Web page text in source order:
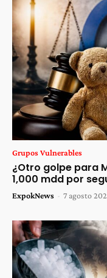
Grupos Vulnerables
¿Otro golpe para
1,000 mdd por
ExpokNews - 7 agosto